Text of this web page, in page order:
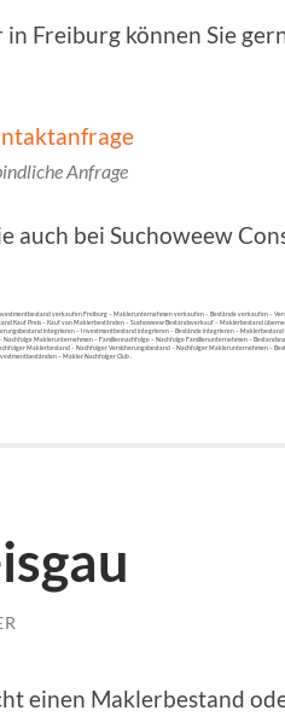
Freiburg können Sie
Anfrage
auch bei Suchoweew
verkaufen Freiburg – Maklerunternehmen verkaufen – Bestände verkaufen –
Kauf Preis – Kauf von Maklerbeständen – Suchoweew Bestandsverkauf – Maklerbestand
integrieren – Investmentbestand integrieren – Bestände integrieren –
Maklerunternehmen – Familiennachfolge – Nachfolge Familienunternehmen –
Maklerbestand – Nachfolger Versicherungsbestand – Nachfolger Maklerunternehmen –
– Makler Nachfolger Club .
einen Maklerbestand